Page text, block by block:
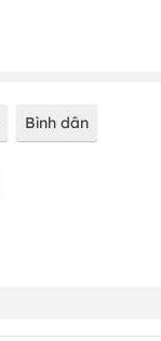
Bình dân